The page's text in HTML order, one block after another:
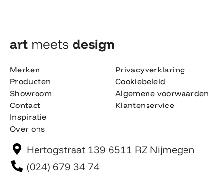
art meets design​
Merken
Producten
Showroom
Contact
Inspiratie
Over ons
Privacyverklaring
Cookiebeleid
Algemene voorwaarden
Klantenservice
Hertogstraat 139 6511 RZ Nijmegen
(024) 679 34 74